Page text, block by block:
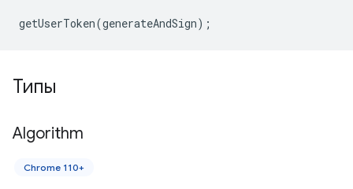
getUserToken(generateAndSign);
Типы
Algorithm
Chrome 110+